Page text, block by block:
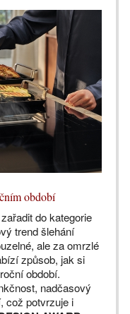
období
do kategorie
trend šlehání
ale za omrzlé
způsob, jak si
období.
nadčasový
což potvrzuje i